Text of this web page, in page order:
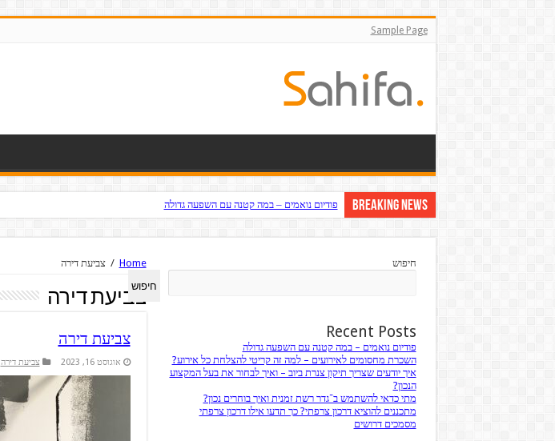
Sample Page
Breaking News פודיום נואמים – במה קטנה עם השפעה גדולה
Home
/ צביעת דירה
צביעת דירה
צביעת דירה
אוגוסט 16, 2023 צביעת דירה
חיפוש
חיפוש
Recent Posts
פודיום נואמים – במה קטנה עם השפעה גדולה
השכרת מחסומים לאירועים – למה זה קריטי להצלחת כל אירוע?
איך יודעים שצריך תיקון צנרת ביוב – ואיך לבחור את בעל המקצוע
הנכון?
מתי כדאי להשתמש ב־גדר רשת זמנית ואיך בוחרים נכון?
מתכננים להוציא דרכון צרפתי? כך תדעו אילו דרכון צרפתי
מסמכים דרושים